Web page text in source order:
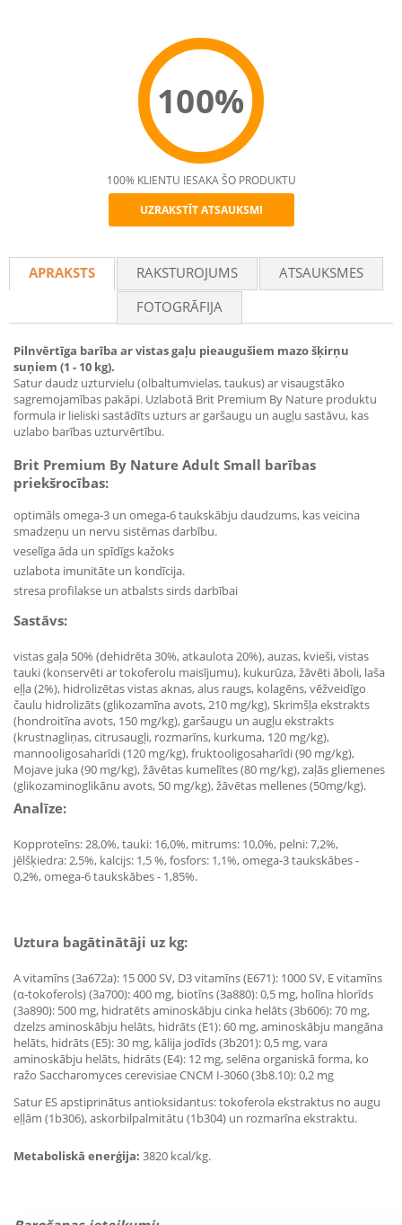
100%
Recommend
100% KLIENTU IESAKA ŠO PRODUKTU
UZRAKSTĪT ATSAUKSMI
APRAKSTS RAKSTUROJUMS
ATSAUKSMES
FOTOGRĀFIJA
Pilnvērtīga barība ar vistas gaļu pieaugušiem mazo šķirņu
suņiem (1 - 10 kg).
Satur daudz uzturvielu (olbaltumvielas, taukus) ar visaugstāko
sagremojamības pakāpi. Uzlabotā Brit Premium By Nature produktu
formula ir lieliski sastādīts uzturs ar garšaugu un augļu sastāvu, kas
uzlabo barības uzturvērtību.
Brit Premium By Nature Adult Small barības
priekšrocības:
optimāls omega-3 un omega-6 taukskābju daudzums, kas veicina
smadzeņu un nervu sistēmas darbību.
veselīga āda un spīdīgs kažoks
uzlabota imunitāte un kondīcija.
stresa profilakse un atbalsts sirds darbībai
Sastāvs:
vistas gaļa 50% (dehidrēta 30%, atkaulota 20%), auzas, kvieši, vistas
tauki (konservēti ar tokoferolu maisījumu), kukurūza, žāvēti āboli, laša
eļļa (2%), hidrolizētas vistas aknas, alus raugs, kolagēns, vēžveidīgo
čaulu hidrolizāts (glikozamīna avots, 210 mg/kg), Skrimšļa ekstrakts
(hondroitīna avots, 150 mg/kg), garšaugu un augļu ekstrakts
(krustnagliņas, citrusaugļi, rozmarīns, kurkuma, 120 mg/kg),
mannooligosaharīdi (120 mg/kg), fruktooligosaharīdi (90 mg/kg),
Mojave juka (90 mg/kg), žāvētas kumelītes (80 mg/kg), zaļās gliemenes
(glikozaminoglikānu avots, 50 mg/kg), žāvētas mellenes (50mg/kg).
Analīze:
Kopproteīns: 28,0%, tauki: 16,0%, mitrums: 10,0%, pelni: 7,2%,
jēlšķiedra: 2,5%, kalcijs: 1,5 %, fosfors: 1,1%, omega-3 taukskābes -
0,2%, omega-6 taukskābes - 1,85%.
Uztura bagātinātāji uz kg:
A vitamīns (3a672a): 15 000 SV, D3 vitamīns (E671): 1000 SV, E vitamīns
(α-tokoferols) (3a700): 400 mg, biotīns (3a880): 0,5 mg, holīna hlorīds
(3a890): 500 mg, hidratēts aminoskābju cinka helāts (3b606): 70 mg,
dzelzs aminoskābju helāts, hidrāts (E1): 60 mg, aminoskābju mangāna
helāts, hidrāts (E5): 30 mg, kālija jodīds (3b201): 0,5 mg, vara
aminoskābju helāts, hidrāts (E4): 12 mg, selēna organiskā forma, ko
ražo Saccharomyces cerevisiae CNCM I-3060 (3b8.10): 0,2 mg
Satur ES apstiprinātus antioksidantus: tokoferola ekstraktus no augu
eļļām (1b306), askorbilpalmitātu (1b304) un rozmarīna ekstraktu.
Metaboliskā enerģija: 3820 kcal/kg.